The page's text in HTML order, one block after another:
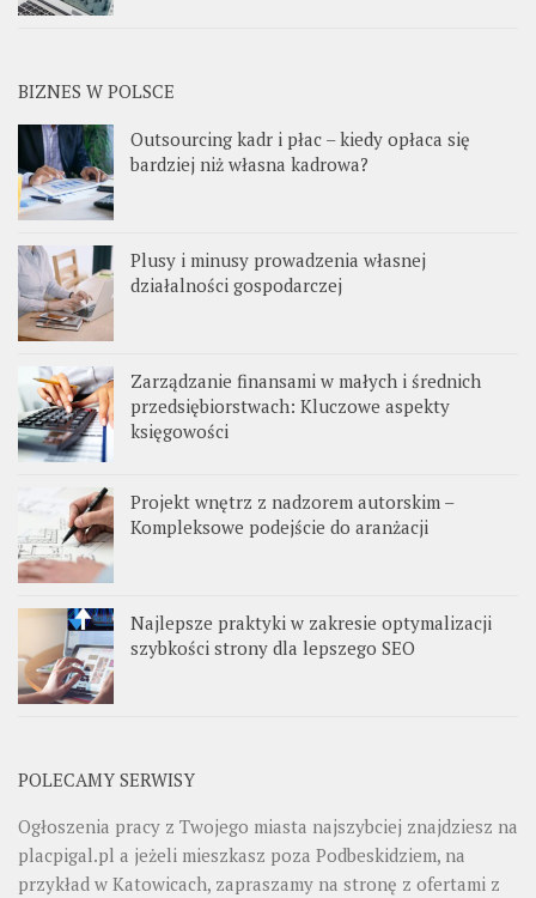
BIZNES W POLSCE
Outsourcing kadr i płac – kiedy opłaca się
bardziej niż własna kadrowa?
Plusy i minusy prowadzenia własnej
działalności gospodarczej
Zarządzanie finansami w małych i średnich
przedsiębiorstwach: Kluczowe aspekty
księgowości
Projekt wnętrz z nadzorem autorskim –
Kompleksowe podejście do aranżacji
Najlepsze praktyki w zakresie optymalizacji
szybkości strony dla lepszego SEO
POLECAMY SERWISY
Ogłoszenia pracy z Twojego miasta najszybciej znajdziesz na
placpigal.pl a jeżeli mieszkasz poza Podbeskidziem, na
przykład w Katowicach, zapraszamy na stronę z ofertami z